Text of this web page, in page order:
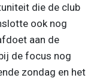
die de club
ook nog
aan de
de focus nog
zondag en het